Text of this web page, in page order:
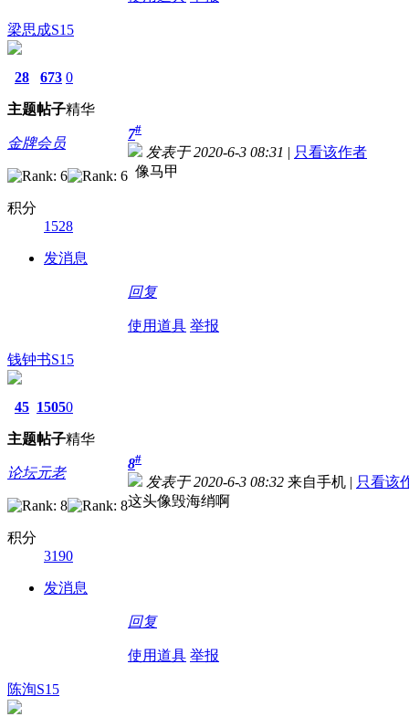
梁思成S15
28
主题
673
帖子
0
精华
金牌会员
积分
1528
发消息
7#
发表于 2020-6-3 08:31 | 只看该作者
像马甲
回复
使用道具 举报
钱钟书S15
45
主题
1505
帖子
0
精华
论坛元老
积分
3190
发消息
8#
发表于 2020-6-3 08:32 来自手机 | 只看该
这头像毁海绡啊
回复
使用道具 举报
陈洵S15